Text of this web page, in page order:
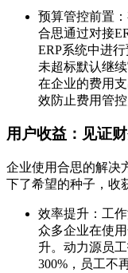
预算管控前置
合思通过对接
ERP系统中进
未超标默认继
在企业的费用
效防止费用管
用户收益：见证
企业使用合思的解决
下了希望的种子，收
效率提升：工
众多企业在使
升。动力源员
300%，员工不